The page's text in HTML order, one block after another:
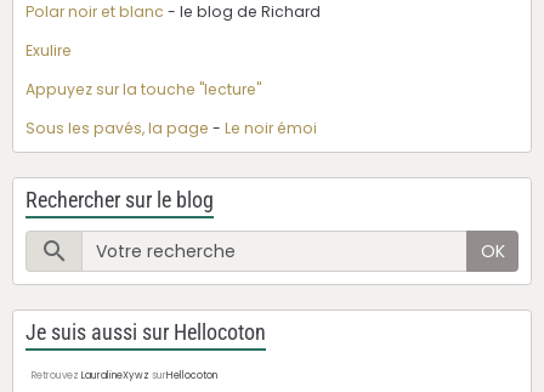
Polar noir et blanc - le blog de Richard
Exulire
Appuyez sur la touche "lecture"
Sous les pavés, la page - Le noir émoi
Rechercher sur le blog
OK
Je suis aussi sur Hellocoton
Retrouvez LauralineXywz surHellocoton